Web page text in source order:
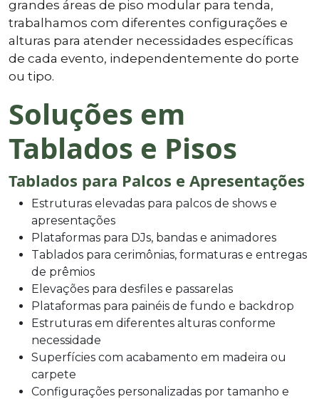
grandes áreas de piso modular para tenda,
trabalhamos com diferentes configurações e
alturas para atender necessidades específicas
de cada evento, independentemente do porte
ou tipo.
Soluções em
Tablados e Pisos
Tablados para Palcos e Apresentações
Estruturas elevadas para palcos de shows e
apresentações
Plataformas para DJs, bandas e animadores
Tablados para cerimônias, formaturas e entregas
de prêmios
Elevações para desfiles e passarelas
Plataformas para painéis de fundo e backdrop
Estruturas em diferentes alturas conforme
necessidade
Superfícies com acabamento em madeira ou
carpete
Configurações personalizadas por tamanho e